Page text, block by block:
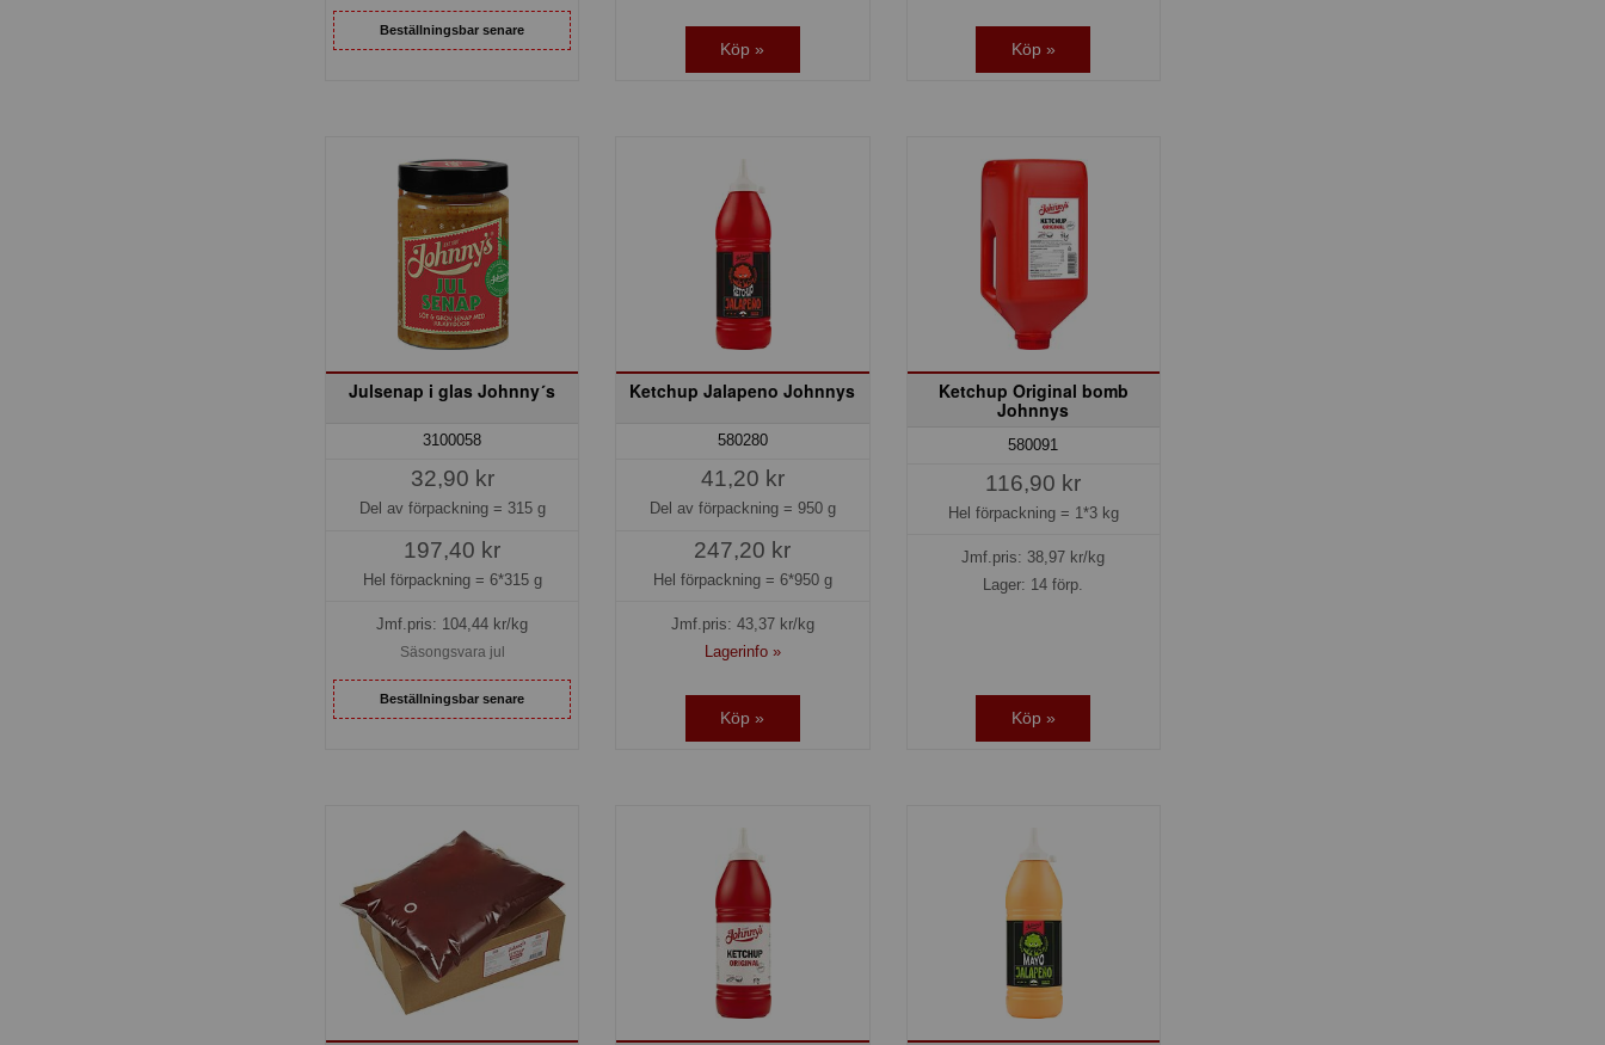
Beställningsbar senare
Köp » Köp »
Julsenap i glas Johnny´s
3100058
32,90 kr
Del av förpackning = 315 g
197,40 kr
Hel förpackning = 6*315 g
Jmf.pris: 104,44 kr/kg
Säsongsvara jul
Beställningsbar senare
Ketchup Jalapeno Johnnys
580280
41,20 kr
Del av förpackning = 950 g
247,20 kr
Hel förpackning = 6*950 g
Jmf.pris: 43,37kr/kg
Lagerinfo »
Köp »
Ketchup Original bomb
Johnnys
580091
116,90 kr
Hel förpackning = 1*3 kg
Jmf.pris: 38,97 kr/kg
Lager: 14 förp.
Köp »